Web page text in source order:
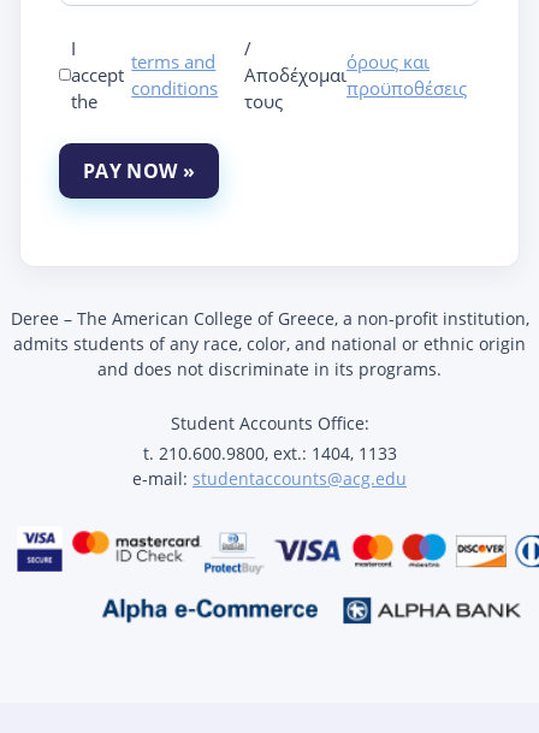
I
accept
the
terms and
conditions
/
Αποδέχομαι
τους
όρους και
προϋποθέσεις
PAY NOW »
Deree – The American College of Greece, a non-profit institution,
admits students of any race, color, and national or ethnic origin
and does not discriminate in its programs.
Student Accounts Office:
t. 210.600.9800, ext.: 1404, 1133
e-mail: studentaccounts@acg.edu